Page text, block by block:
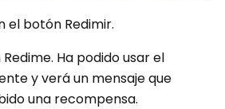
el botón Redimir.
Ha podido usar el
y verá un mensaje que
una recompensa.